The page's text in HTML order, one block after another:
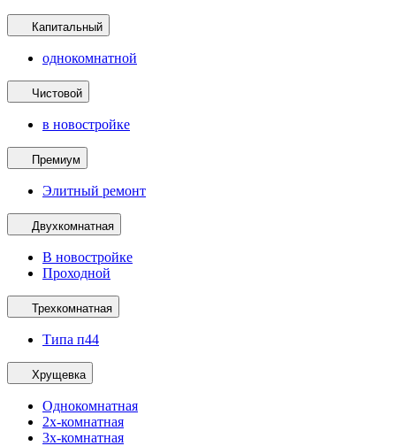
Капитальный
однокомнатной
Чистовой
в новостройке
Премиум
Элитный ремонт
Двухкомнатная
В новостройке
Проходной
Трехкомнатная
Типа п44
Хрущевка
Однокомнатная
2х-комнатная
3х-комнатная